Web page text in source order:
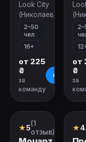
Look City
(Николаев)
2–50
чел
16+
от 225
₴
за
команду
О квесте
от
₴
за
Квест
★5(1
отзыв)
★